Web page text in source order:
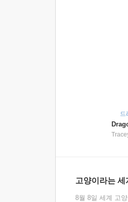
드
고양이라는 세
8월 8일 세계 고